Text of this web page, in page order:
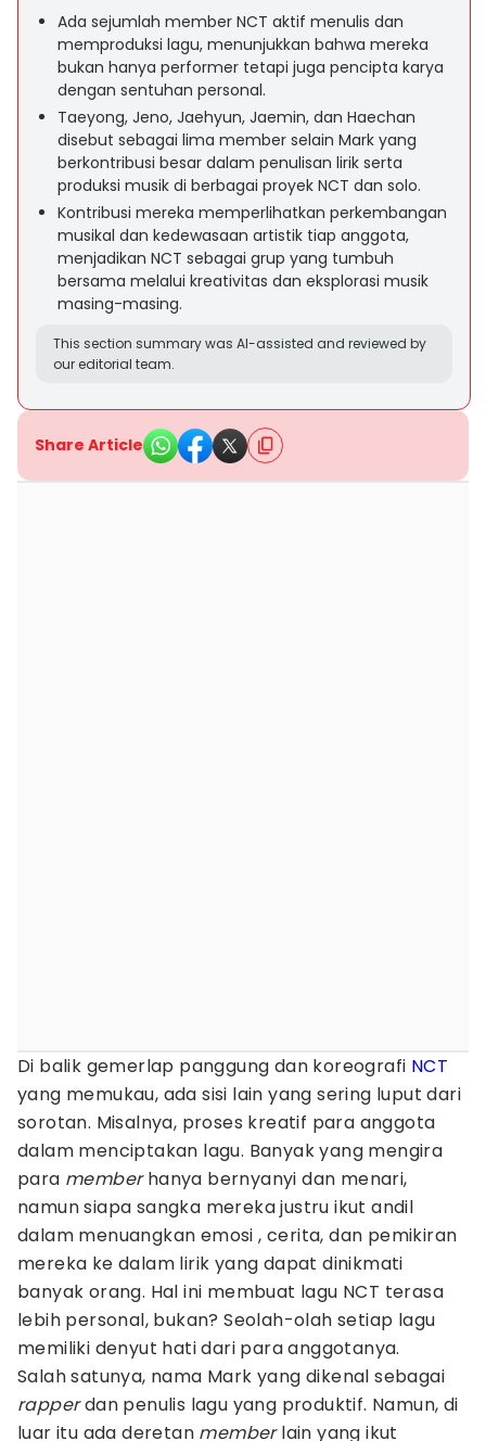
Ada sejumlah member NCT aktif menulis dan
memproduksi lagu, menunjukkan bahwa mereka
bukan hanya performer tetapi juga pencipta karya
dengan sentuhan personal.
Taeyong, Jeno, Jaehyun, Jaemin, dan Haechan
disebut sebagai lima member selain Mark yang
berkontribusi besar dalam penulisan lirik serta
produksi musik di berbagai proyek NCT dan solo.
Kontribusi mereka memperlihatkan perkembangan
musikal dan kedewasaan artistik tiap anggota,
menjadikan NCT sebagai grup yang tumbuh
bersama melalui kreativitas dan eksplorasi musik
masing-masing.
This section summary was AI-assisted and reviewed by
our editorial team.
Share Article
Di balik gemerlap panggung dan koreografi NCT
yang memukau, ada sisi lain yang sering luput dari
sorotan. Misalnya, proses kreatif para anggota
dalam menciptakan lagu. Banyak yang mengira
para memberhanya bernyanyi dan menari,
namun siapa sangka mereka justru ikut andil
dalam menuangkan emosi , cerita, dan pemikiran
mereka ke dalam lirik yang dapat dinikmati
banyak orang. Hal ini membuat lagu NCT terasa
lebih personal, bukan? Seolah-olah setiap lagu
memiliki denyut hati dari para anggotanya.
Salah satunya, nama Mark yang dikenal sebagai
rapperdan penulis lagu yang produktif. Namun, di
luar itu ada deretan memberlain yang ikut